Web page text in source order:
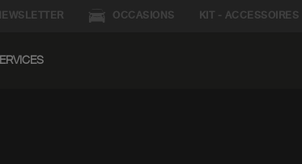
OCCASIONS KIT - ACCESSOIRES